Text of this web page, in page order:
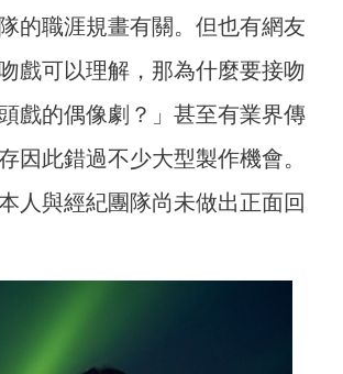
的職涯規畫有關。但也有網友
戲可以理解，那為什麼要接吻
戲的偶像劇？」甚至有業界傳
因此錯過不少大型製作機會。
人與經紀團隊尚未做出正面回